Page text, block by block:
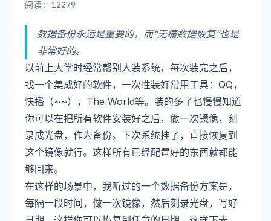
阅读: 12279
数据备份永远是重要的，而“无痛数据恢复”也是
非常好的。
以前上大学时经常帮别人装系统，每次装完之后，
找一个集成好的软件，一次性装好常用工具：QQ，
快播（~~），The World等。装的多了也慢慢知道
你可以在把所有软件安装好之后，做一次镜像，刻
录成光盘，作为备份。下次系统挂了，直接恢复到
这个镜像就行。这样所有已经配置好的东西就都能
够回来。
在这样的场景中，我听过的一个数据备份方案是，
每隔一段时间，做一次镜像，然后刻录光盘，写好